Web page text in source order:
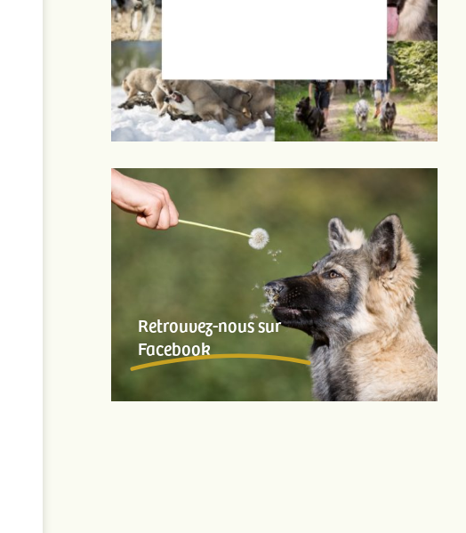
Retrouvez-nous sur
Facebook